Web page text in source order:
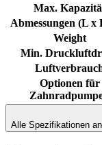
Max.
Abmessungen (L x
Weight
Min.
Optionen für
Alle Spezifikationen